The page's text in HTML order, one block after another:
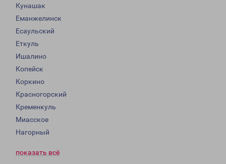
Кунашак
Еманжелинск
Есаульский
Еткуль
Ишалино
Копейск
Коркино
Красногорский
Кременкуль
Миасское
Нагорный
показать всё